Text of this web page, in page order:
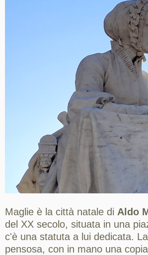
Maglie è la città natale di Aldo
del XX secolo, situata in una
c'è una statuta a lui dedicata.
pensosa, con in mano una